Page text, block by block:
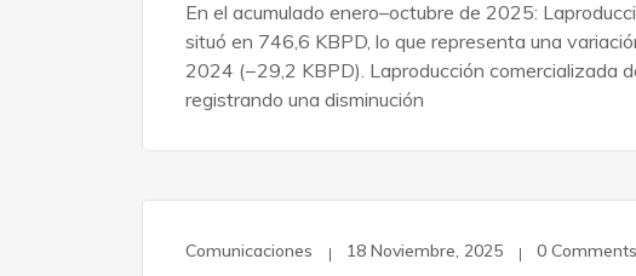
En el acumulado enero–octubre de 2025:
situó en 746,6 KBPD, lo que representa una
2024 (−29,2 KBPD). Laproducción comercializada
registrando una disminución
Comunicaciones 18 Noviembre, 2025 0 Comments